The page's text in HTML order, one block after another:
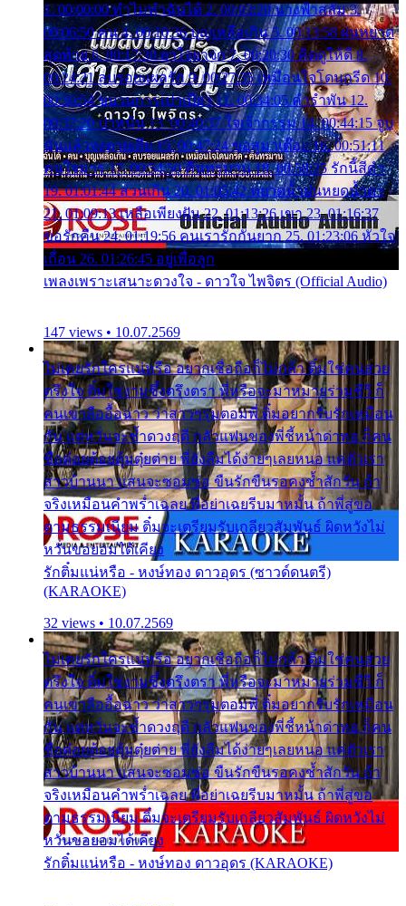
1. 00:00:00 ทำไมทำฉันได้ 2. 00:03:20 นางฟ้าสลัม 3.
00:06:50 คน 4. 00:10:36 บุญเหลือเกิน 5. 00:13:58 ฝนหยาด
สุดท้าย 6. 00:17:30 ยาใจยาจก 7. 00:20:30 คิดดูให้ดี 8.
00:24:21 ลบรอยแผลรัก 9. 00:27:35 เหมือนใจโดนกรีด 10.
00:30:54 ขบวนการเปาเปียว 11. 00:34:05 คำรำพัน 12.
00:37:20 ปาหนัน 13. 00:40:37 ใจเจ้ากรรม 14. 00:44:15 จูบ
ฉันแล้วจงตายเสีย 15. 00:47:24 ขอสูมาเต๊อะ 16. 00:51:11
คนใจมาร 17. 00:54:50 คืนทรมาน 18. 00:58:25 รักนี้สีดำ
19. 01:01:44 ส่วนเกิน 20. 01:05:42 หยาดน้ำฝนหยดน้ำตา
21. 01:09:13 เหลือเพียงฝัน 22. 01:13:26 เขา 23. 01:16:37
ขอรักคืน 24. 01:19:56 คนเรารักกันยาก 25. 01:23:06 หัวใจ
เถื่อน 26. 01:26:45 อยู่เพื่อลูก
เพลงเพราะเสนาะดวงใจ - ดาวใจ ไพจิตร (Official Audio)
147 views • 10.07.2569
ไม่เคยรักใครแน่หรือ อยากเชื่อถือก็ไม่กล้า ติ๋มใช่คนสวย
ตรึงใจ ติ๋มใช่งามซึ้งตรึงตรา พี่หรือจะมาหมายร่วมชีวี ก็
คนเขาลืออื้อฉาว ว่าสาวๆรุมตอมพี่ ติ๋มอยากรับรักเหมือน
กัน แต่หวั่นจะช้ำดวงฤดี กลัวแฟนของพี่ชี้หน้าด่าทอ ก็คน
ชื่อต๋อยต้อยตุ้มตุ๋ยต่าย พี่ยังลืมได้ง่ายๆเลยหนอ แค่ตัวเรา
สาวบ้านนา แสนจะซอมซ่อ ขืนรักขืนรอคงช้ำสักวัน ถ้า
จริงเหมือนคำพร่ำเฉลย พี่อย่าเฉยรีบมาหมั้น ถ้าพี่สู่ขอ
ตามธรรมเนียม ติ๋มจะเตรียมรับเกลียวสัมพันธ์ ผิดหวังไม่
หวั่นขอยอมได้เคียง
รักติ๋มแน่หรือ - หงษ์ทอง ดาวอุดร (ซาวด์ดนตรี)
(KARAOKE)
32 views • 10.07.2569
ไม่เคยรักใครแน่หรือ อยากเชื่อถือก็ไม่กล้า ติ๋มใช่คนสวย
ตรึงใจ ติ๋มใช่งามซึ้งตรึงตรา พี่หรือจะมาหมายร่วมชีวี ก็
คนเขาลืออื้อฉาว ว่าสาวๆรุมตอมพี่ ติ๋มอยากรับรักเหมือน
กัน แต่หวั่นจะช้ำดวงฤดี กลัวแฟนของพี่ชี้หน้าด่าทอ ก็คน
ชื่อต๋อยต้อยตุ้มตุ๋ยต่าย พี่ยังลืมได้ง่ายๆเลยหนอ แค่ตัวเรา
สาวบ้านนา แสนจะซอมซ่อ ขืนรักขืนรอคงช้ำสักวัน ถ้า
จริงเหมือนคำพร่ำเฉลย พี่อย่าเฉยรีบมาหมั้น ถ้าพี่สู่ขอ
ตามธรรมเนียม ติ๋มจะเตรียมรับเกลียวสัมพันธ์ ผิดหวังไม่
หวั่นขอยอมได้เคียง
รักติ๋มแน่หรือ - หงษ์ทอง ดาวอุดร (KARAOKE)